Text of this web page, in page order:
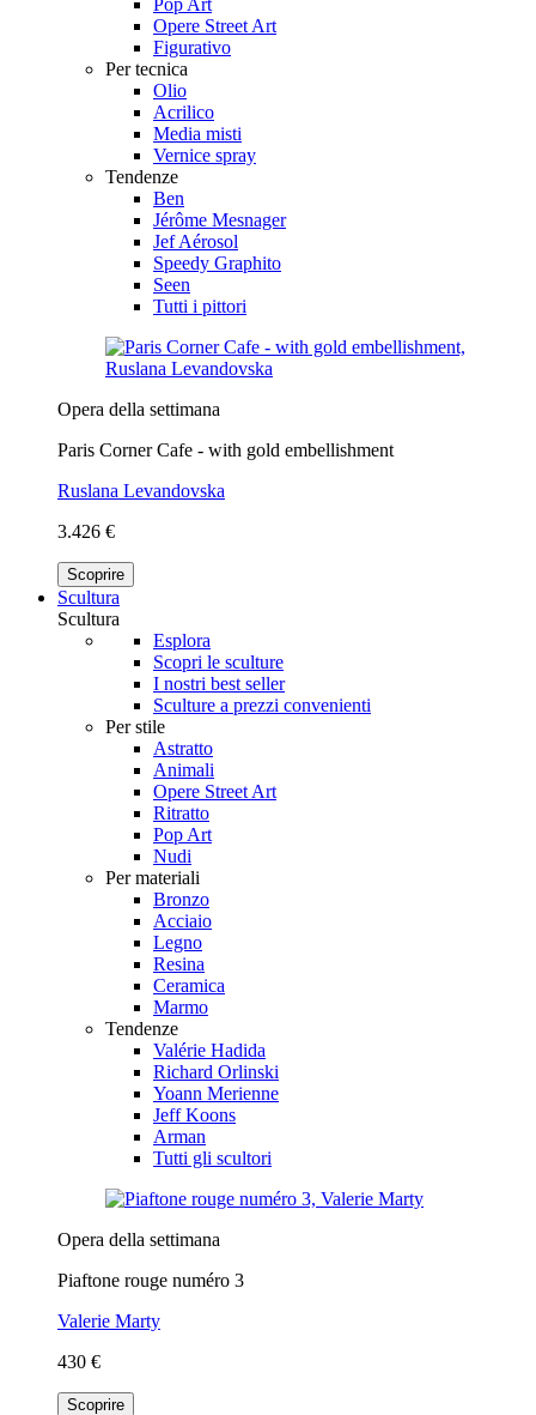
Opere Street Art
Figurativo
Per tecnica
Olio
Acrilico
Media misti
Vernice spray
Tendenze
Ben
Jérôme Mesnager
Jef Aérosol
Speedy Graphito
Seen
Tutti i pittori
Opera della settimana
Paris Corner Cafe - with gold embellishment
Ruslana Levandovska
3.426 €
Scoprire
Scultura
Scultura
Esplora
Scopri le sculture
I nostri best seller
Sculture a prezzi convenienti
Per stile
Astratto
Animali
Opere Street Art
Ritratto
Pop Art
Nudi
Per materiali
Bronzo
Acciaio
Legno
Resina
Ceramica
Marmo
Tendenze
Valérie Hadida
Richard Orlinski
Yoann Merienne
Jeff Koons
Arman
Tutti gli scultori
Opera della settimana
Piaftone rouge numéro 3
Valerie Marty
430 €
Scoprire